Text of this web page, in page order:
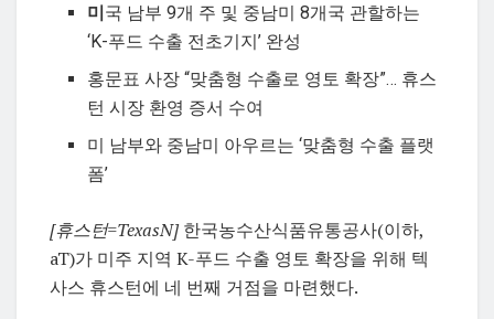
미국 남부 9개 주 및 중남미 8개국 관할하는
‘K-푸드 수출 전초기지’ 완성
홍문표 사장 “맞춤형 수출로 영토 확장”… 휴스
턴 시장 환영 증서 수여
미 남부와 중남미 아우르는 ‘맞춤형 수출 플랫
폼’
[휴스턴=TexasN]한국농수산식품유통공사(이하,
aT)가 미주 지역 K-푸드 수출 영토 확장을 위해 텍
사스 휴스턴에 네 번째 거점을 마련했다.